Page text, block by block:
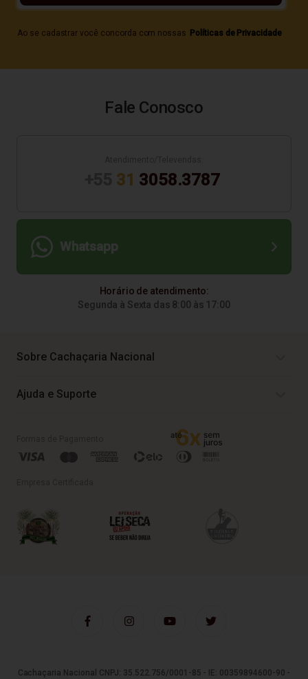
Ao se cadastrar você concorda com nossas Políticas de Privacidade
Fale Conosco
31 3058.3787
Whatsapp
Horário de atendimento:
Segunda à Sexta das 8:00 às 17:00
Sobre Cachaçaria Nacional
Ajuda e Suporte
Cachaçaria Nacional CNPJ: 35.522.756/0001-85 - IE: 00359894600-90 -